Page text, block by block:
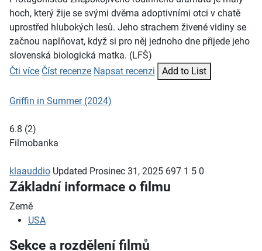
hoch, který žije se svými dvěma adoptivními otci v chatě
uprostřed hlubokých lesů. Jeho strachem živené vidiny se
začnou naplňovat, když si pro něj jednoho dne přijede jeho
slovenská biologická matka. (LFŠ)
Čti více Číst recenze Napsat recenzi Add to List
Griffin in Summer (2024)
6.8 (2)
Filmobanka
klaauddio Updated Prosinec 31, 2025 697 1 5 0
Základní informace o filmu
Země
USA
Sekce a rozdělení filmů